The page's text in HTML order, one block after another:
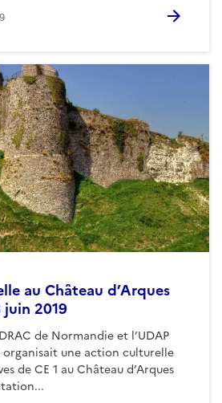
au Château d’Arques
juin 2019
de Normandie et l’UDAP
organisait une action culturelle
de CE 1 au Château d’Arques